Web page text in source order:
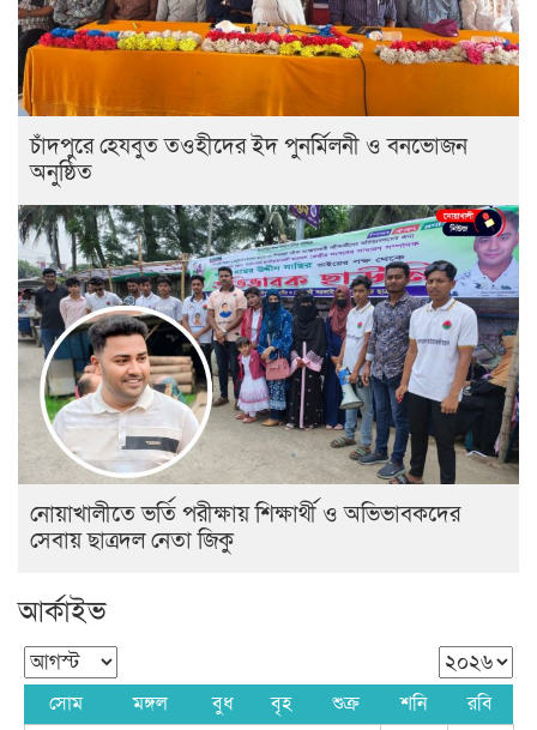
চাঁদপুরে হেযবুত তওহীদের ইদ পুনর্মিলনী ও বনভোজন
অনুষ্ঠিত
নোয়াখালীতে ভর্তি পরীক্ষায় শিক্ষার্থী ও অভিভাবকদের
সেবায় ছাত্রদল নেতা জিকু
আর্কাইভ
সোম মঙ্গল বুধ বৃহ শুক্র শনি রবি